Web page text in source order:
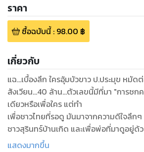
ราคา
ซื้อฉบับนี้: 98.00 ฿
เกี่ยวกับ
แฉ...เบื้องลึก ใครอุ้มบัวขาว ป.ประมุข หมั
สังเวียน...40 ล้าน...ตัวเลขนี้มีที่มา "การชก
เดียวหรือเพื่อใคร แต่ทำ
เพื่อชาวไทยที่รอดู มันมาจากความดีใจลึก
ชาวสุรินทร์บ้านเกิด และเพื่อพ่อที่มาดูอยู่ด้
แม้พรุ่งนี้จะติดคุกก็ยอม"
แสดงมากขึ้น